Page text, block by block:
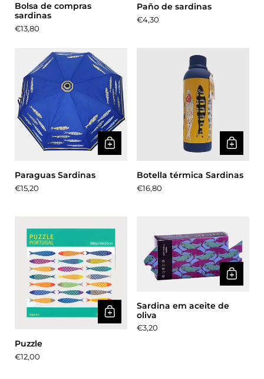
Bolsa de compras
sardinas
Precio:
€13,80
Paño de sardinas
Precio:
€4,30
Paraguas Sardinas
Precio:
€15,20
Botella térmica Sardinas
Precio:
€16,80
Puzzle
Precio:
€12,00
Sardina em aceite de
oliva
Precio:
€3,20